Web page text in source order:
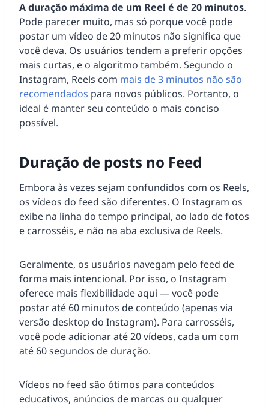
A duração máxima de um Reel é de 20 minutos.
Pode parecer muito, mas só porque você pode
postar um vídeo de 20 minutos não significa que
você deva. Os usuários tendem a preferir opções
mais curtas, e o algoritmo também. Segundo o
Instagram, Reels com mais de 3 minutos não são
recomendados para novos públicos. Portanto, o
ideal é manter seu conteúdo o mais conciso
possível.
Duração de posts no Feed
Embora às vezes sejam confundidos com os Reels,
os vídeos do feed são diferentes. O Instagram os
exibe na linha do tempo principal, ao lado de fotos
e carrosséis, e não na aba exclusiva de Reels.
Geralmente, os usuários navegam pelo feed de
forma mais intencional. Por isso, o Instagram
oferece mais flexibilidade aqui — você pode
postar até 60 minutos de conteúdo (apenas via
versão desktop do Instagram). Para carrosséis,
você pode adicionar até 20 vídeos, cada um com
até 60 segundos de duração.
Vídeos no feed são ótimos para conteúdos
educativos, anúncios de marcas ou qualquer